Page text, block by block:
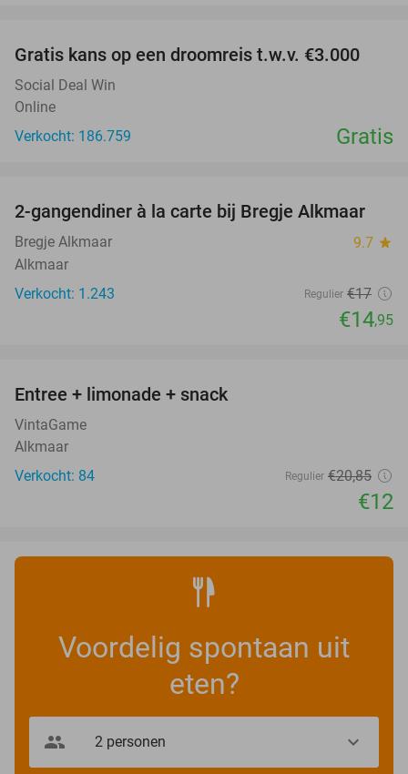
Gratis kans op een droomreis t.w.v. €3.000
Social Deal Win
Online
Verkocht: 186.759
Gratis
12%
2-gangendiner à la carte bij Bregje Alkmaar
Bregje Alkmaar 9.7 star
Alkmaar
Verkocht: 1.243
Regulier €17
€14,95
Entree + limonade + snack
VintaGame
Alkmaar
Verkocht: 84
Regulier €20,85
€12
Voordelig spontaan uit
eten?